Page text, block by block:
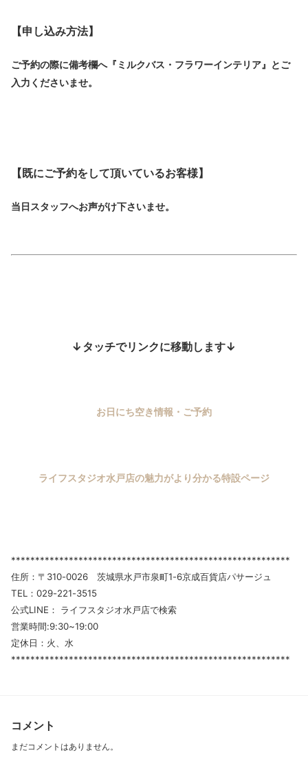
【申し込み方法】
ご予約の際に備考欄へ『ミルクバス・フラワーインテリア』とご
入力くださいませ。
【既にご予約をして頂いているお客様】
当日スタッフへお声がけ下さいませ。
↓タッチでリンクに移動します↓
お日にち空き情報・ご予約
ライフスタジオ水戸店の魅力がより分かる特設ページ
**********************************************************
住所：〒310-0026 茨城県水戸市泉町1-6京成百貨店パサージュ
TEL：029-221-3515
公式LINE： ライフスタジオ水戸店で検索
営業時間:9:30~19:00
定休日：火、水
**********************************************************
コメント
まだコメントはありません。